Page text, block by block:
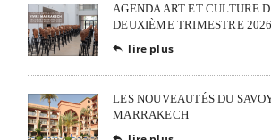
AGENDA ART ET CULTURE
DEUXIÈME TRIMESTRE 2026
 lire plus
LES NOUVEAUTÉS DU
MARRAKECH